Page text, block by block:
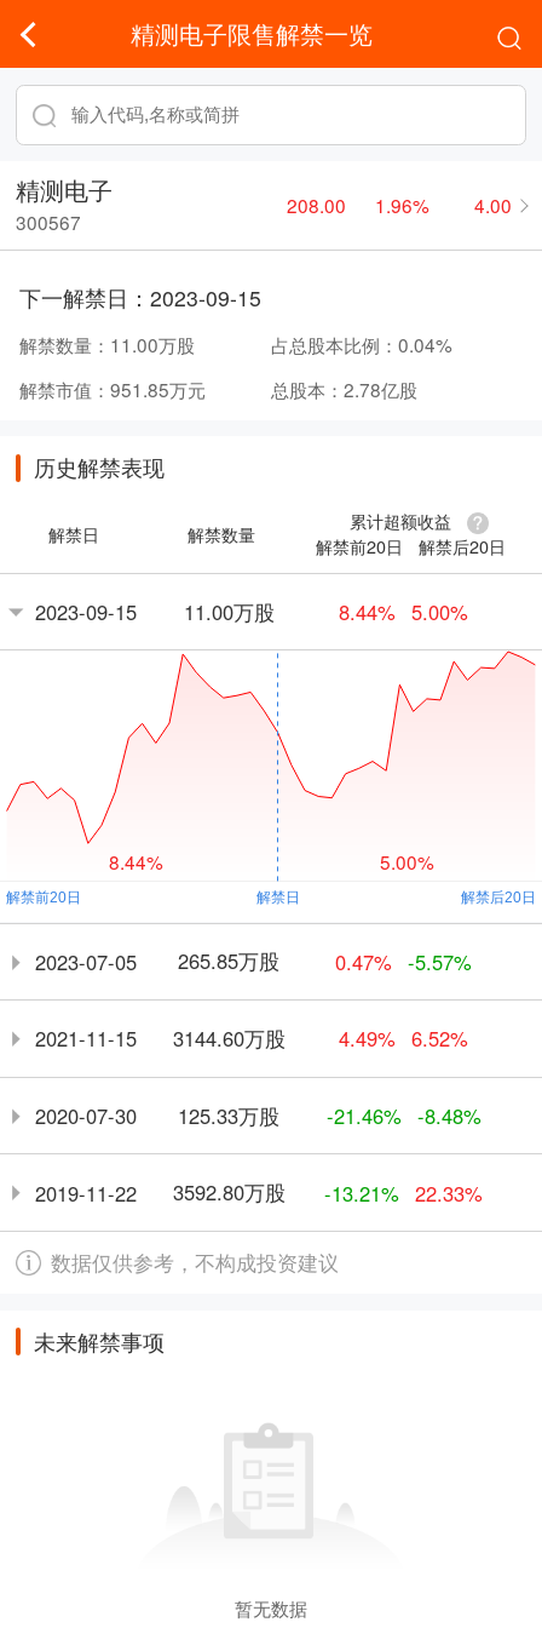
精测电子限售解禁一览
精测电子
300567
208.00 1.96% 4.00
下一解禁日： 2023-09-15
解禁数量： 11.00万股 占总股本比例： 0.04%
解禁市值： 951.85万元 总股本： 2.78亿股
历史解禁表现
解禁日 解禁数量
累计超额收益
解禁前20日
解禁后20日
2023-09-15 11.00万股 8.44% 5.00%
8.44% 5.00%
2023-07-05 265.85万股 0.47% -5.57%
2021-11-15 3144.60万股 4.49% 6.52%
2020-07-30 125.33万股 -21.46% -8.48%
2019-11-22 3592.80万股 -13.21% 22.33%
数据仅供参考，不构成投资建议
未来解禁事项
暂无数据